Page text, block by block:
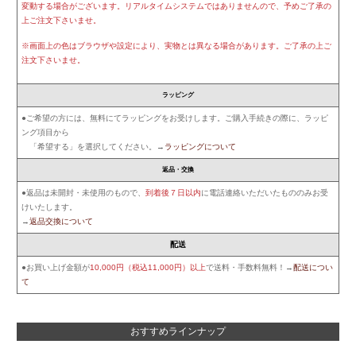
変動する場合がございます。リアルタイムシステムではありませんので、予めご了承の
上ご注文下さいませ。
※画面上の色はブラウザや設定により、実物とは異なる場合があります。ご了承の上ご
注文下さいませ。
ラッピング
●ご希望の方には、無料にてラッピングをお受けします。ご購入手続きの際に、ラッピ
ング項目から
「希望する」を選択してください。→ ラッピングについて
返品・交換
●返品は未開封・未使用のもので、 到着後７日以内に電話連絡いただいたもののみお受
けいたします。
→返品交換について
配送
●お買い上げ金額が10,000円（税込11,000円）以上で送料・手数料無料！→配送につい
て
おすすめラインナップ